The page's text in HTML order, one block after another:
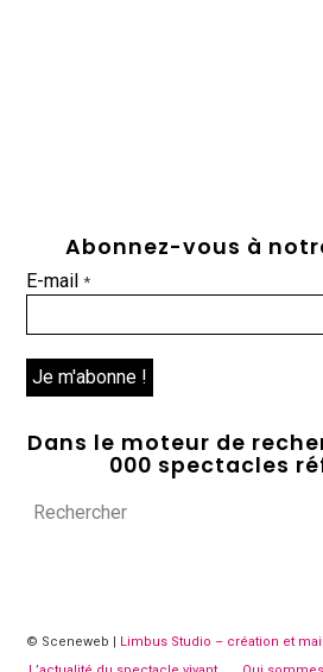
Abonnez-vous à
E-mail*
Dans le moteur de
000 spectacles
© Sceneweb |
Limbus Studio – création et